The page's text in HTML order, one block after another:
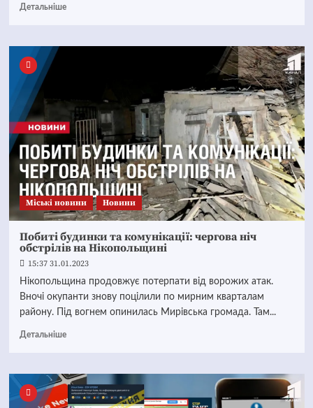
Детальніше
Mіські новини Новини
Побиті будинки та комунікації: чергова ніч
обстрілів на Нікопольщині
15:37 31.01.2023
Нікопольщина продовжує потерпати від ворожих атак.
Вночі окупанти знову поцілили по мирним кварталам
району. Під вогнем опинилась Мирівська громада. Там...
Детальніше